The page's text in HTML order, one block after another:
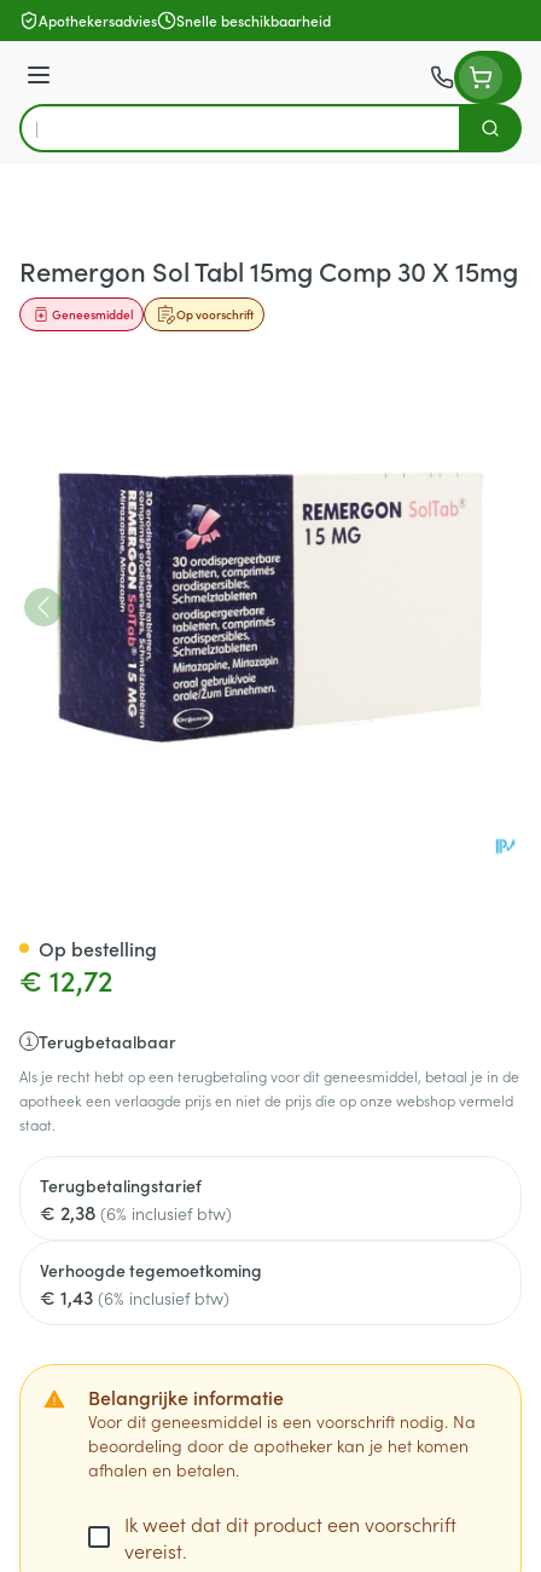
Ga naar de inhoud
Apothekersadvies Snelle beschikbaarheid
Menu
Product, merk, categorie...
Zoek
Remergon Sol Tabl 15mg Comp 30 X 15mg
Op voorschrift
Geneesmiddel
€ 12,72
Terugbetaalbaar
Als je recht hebt op een terugbetaling voor dit geneesmiddel, betaal je in de
apotheek een verlaagde prijs en niet de prijs die op onze webshop vermeld
staat.
Terugbetalingstarief
€ 2,38 (6% inclusief btw)
Verhoogde tegemoetkoming
€ 1,43 (6% inclusief btw)
Belangrijke informatie
Voor dit geneesmiddel is een voorschrift nodig. Na
beoordeling door de apotheker kan je het komen
afhalen en betalen.
Ik weet dat dit product een voorschrift
vereist.
Op bestelling